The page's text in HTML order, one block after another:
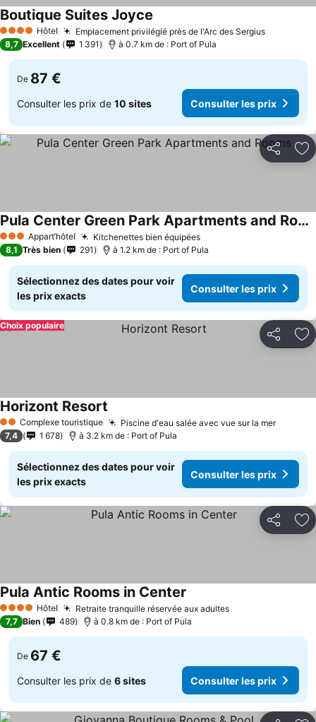
4 Étoiles Hôtel Emplacement privilégié près de l'Arc des Sergius
Boutique Suites Joyce
8,7 Excellent 1 391 à 0.7 km de : Port of Pula
De 87 €
Consulter les prix de 10 sites Consulter les prix
Partager
3 ÉtoilesAppart’hôtel Kitchenettes bien équipées
Pula Center Green Park Apartments and Rooms
8,1 Très bien 291 à 1.2 km de : Port of Pula
Sélectionnez des dates pour voir
les prix exacts
Consulter les prix
Partager
Choix populaire
2 ÉtoilesComplexe touristique Piscine d'eau salée avec vue sur la mer
Horizont Resort
7,4 1 678 à 3.2 km de : Port of Pula
Sélectionnez des dates pour voir
les prix exacts
Consulter les prix
Partager
4 Étoiles Hôtel Retraite tranquille réservée aux adultes
Pula Antic Rooms in Center
7,7 Bien 489 à 0.8 km de : Port of Pula
De 67 €
Consulter les prix de 6 sites Consulter les prix